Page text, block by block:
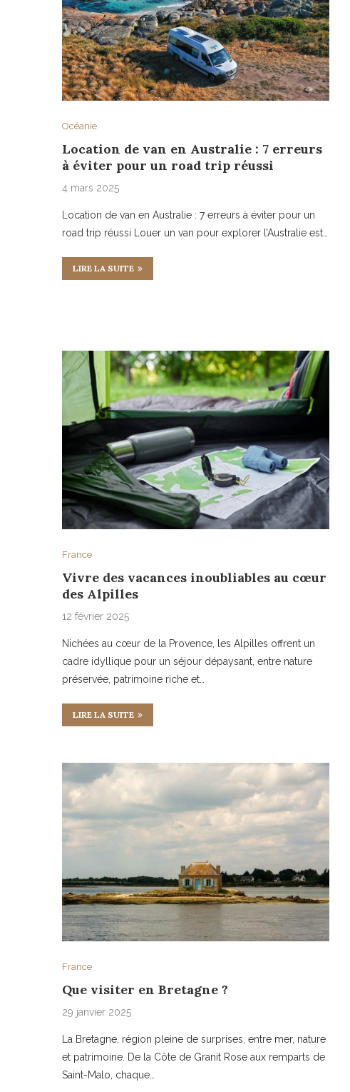
Océanie
Location de van en Australie : 7 erreurs
à éviter pour un road trip réussi
4 mars 2025
Location de van en Australie : 7 erreurs à éviter pour un
road trip réussi Louer un van pour explorer l’Australie est…
LIRE LA SUITE
France
Vivre des vacances inoubliables au cœur
des Alpilles
12 février 2025
Nichées au cœur de la Provence, les Alpilles offrent un
cadre idyllique pour un séjour dépaysant, entre nature
préservée, patrimoine riche et…
LIRE LA SUITE
France
Que visiter en Bretagne ?
29 janvier 2025
La Bretagne, région pleine de surprises, entre mer, nature
et patrimoine. De la Côte de Granit Rose aux remparts de
Saint-Malo, chaque…